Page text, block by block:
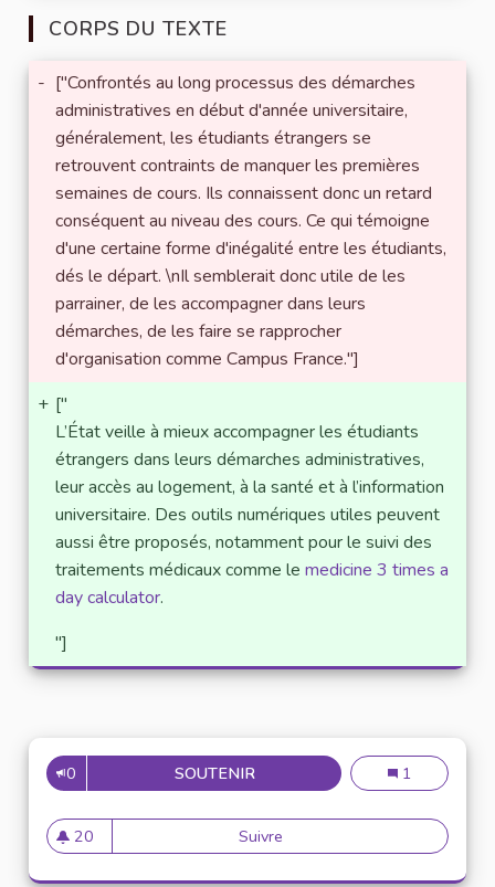
CORPS DU TEXTE
- ["Confrontés au long processus des démarches
administratives en début d'année universitaire,
généralement, les étudiants étrangers se
retrouvent contraints de manquer les premières
semaines de cours. Ils connaissent donc un retard
conséquent au niveau des cours. Ce qui témoigne
d'une certaine forme d'inégalité entre les étudiants,
dés le départ. \nIl semblerait donc utile de les
parrainer, de les accompagner dans leurs
démarches, de les faire se rapprocher
d'organisation comme Campus France."]
+ ["
L’État veille à mieux accompagner les étudiants
étrangers dans leurs démarches administratives,
leur accès au logement, à la santé et à l’information
universitaire. Des outils numériques utiles peuvent
aussi être proposés, notamment pour le suivi des
traitements médicaux comme le medicine 3 times a
day calculator.
"]
0 SOUTENIRVOICI UNE PROPOSITION
Voici une
1
20
20 abonnés
Suivre Voici une proposition propre